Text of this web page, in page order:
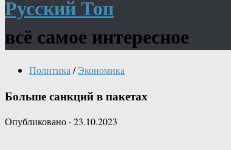
Русский Топ
всё самое интересное
Политика / Экономика
Больше санкций в пакетах
Опубликовано · 23.10.2023